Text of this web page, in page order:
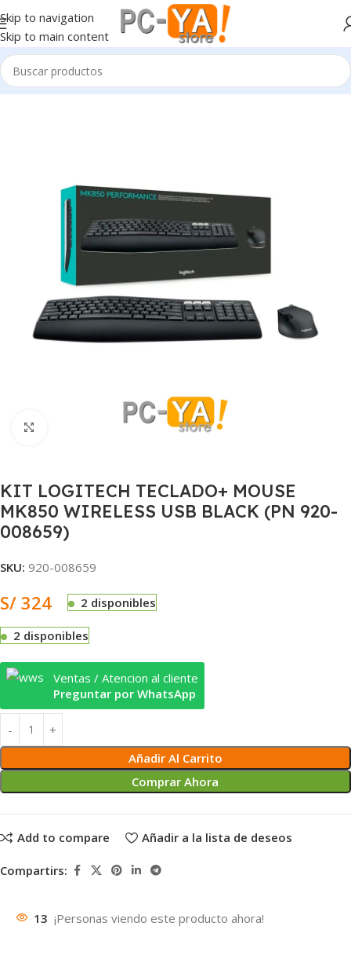
Skip to navigation
Skip to main content
Inicio Periféricos
Clic para ampliar
KIT LOGITECH TECLADO+ MOUSE
MK850 WIRELESS USB BLACK (PN 920-
008659)
SKU: 920-008659
S/ 324 2 disponibles
2 disponibles
Ventas / Atencion al cliente
Preguntar por WhatsApp
Añadir Al Carrito
Comprar Ahora
Add to compare Añadir a la lista de deseos
Compartirs:
13 ¡Personas viendo este producto ahora!